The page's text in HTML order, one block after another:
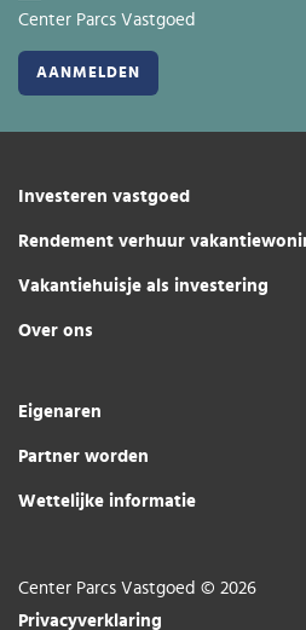
Center Parcs Vastgoed
Investeren vastgoed
Rendement verhuur
Vakantiehuisje als investering
Over ons
Eigenaren
Partner worden
Wettelijke informatie
Center Parcs Vastgoed © 2026
Privacyverklaring